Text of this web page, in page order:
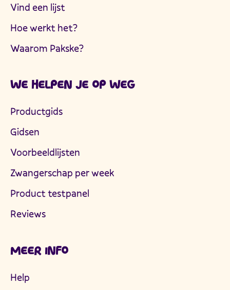
Vind een lijst
Hoe werkt het?
Waarom Pakske?
WE HELPEN JE OP WEG
Productgids
Gidsen
Voorbeeldlijsten
Zwangerschap per week
Product testpanel
Reviews
MEER INFO
Help